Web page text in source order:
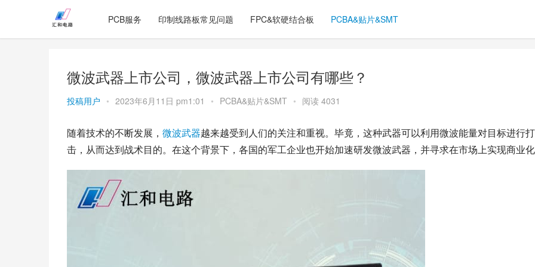
PCB服务 印制线路板常见问题 FPC&软硬结合板 PCBA&贴片&SMT
微波武器上市公司，微波武器上市公司有哪些？
投稿用户 • 2023年6月11日 pm1:01 • PCBA&贴片&SMT • 阅读 4031
随着技术的不断发展， 微波武器越来越受到人们的关注和重视。毕竟，这种武器可以利用微波能量对目标进行打
击，从而达到战术目的。在这个背景下，各国的军工企业也开始加速研发微波武器，并寻求在市场上实现商业